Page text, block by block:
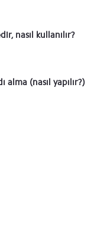
nasıl kullanılır?
alma (nasıl yapılır?)